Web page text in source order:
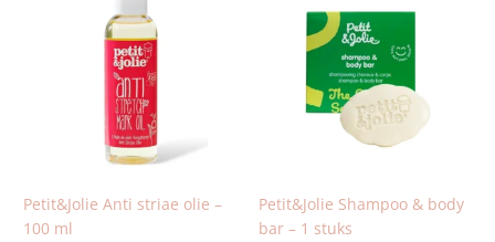
Petit&Jolie Anti striae olie –
100 ml
Petit&Jolie Shampoo & body
bar – 1 stuks